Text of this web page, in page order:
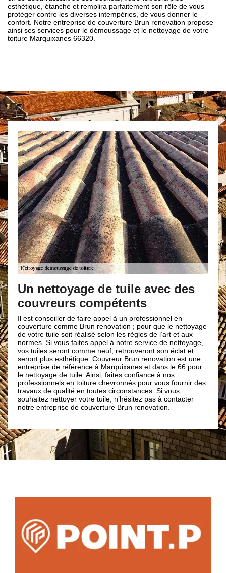
esthétique, étanche et remplira parfaitement son rôle de vous
protéger contre les diverses intempéries, de vous donner le
confort. Notre entreprise de couverture Brun renovation propose
ainsi ses services pour le démoussage et le nettoyage de votre
toiture Marquixanes 66320.
Un nettoyage de tuile avec des
couvreurs compétents
Il est conseiller de faire appel à un professionnel en
couverture comme Brun renovation ; pour que le nettoyage
de votre tuile soit réalisé selon les règles de l’art et aux
normes. Si vous faites appel à notre service de nettoyage,
vos tuiles seront comme neuf, retrouveront son éclat et
seront plus esthétique. Couvreur Brun renovation est une
entreprise de référence à Marquixanes et dans le 66 pour
le nettoyage de tuile. Ainsi, faites confiance à nos
professionnels en toiture chevronnés pour vous fournir des
travaux de qualité en toutes circonstances. Si vous
souhaitez nettoyer votre tuile, n’hésitez pas à contacter
notre entreprise de couverture Brun renovation.
Des
Les prix
et c’est
gens à
et c’est
des
entreprise
d’une
dans la
assurons
prix que
renovation.